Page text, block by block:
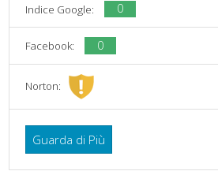
Indice Google: 0
Facebook: 0
Norton:
Guarda di Più